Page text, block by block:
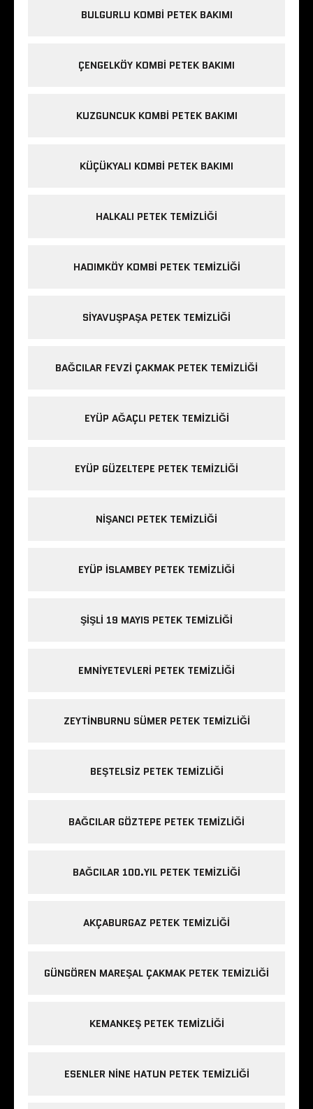
BULGURLU KOMBI PETEK BAKIMI
ÇENGELKÖY KOMBI PETEK BAKIMI
KUZGUNCUK KOMBI PETEK BAKIMI
KÜÇÜKYALI KOMBI PETEK BAKIMI
HALKALI PETEK TEMIZLIĞI
HADIMKÖY KOMBI PETEK TEMIZLIĞI
SIYAVUŞPAŞA PETEK TEMIZLIĞI
BAĞCILAR FEVZI ÇAKMAK PETEK TEMIZLIĞI
EYÜP AĞAÇLI PETEK TEMIZLIĞI
EYÜP GÜZELTEPE PETEK TEMIZLIĞI
NIŞANCI PETEK TEMIZLIĞI
EYÜP ISLAMBEY PETEK TEMIZLIĞI
ŞIŞLI 19 MAYIS PETEK TEMIZLIĞI
EMNIYETEVLERI PETEK TEMIZLIĞI
ZEYTINBURNU SÜMER PETEK TEMIZLIĞI
BEŞTELSIZ PETEK TEMIZLIĞI
BAĞCILAR GÖZTEPE PETEK TEMIZLIĞI
BAĞCILAR 100.YIL PETEK TEMIZLIĞI
AKÇABURGAZ PETEK TEMIZLIĞI
GÜNGÖREN MAREŞAL ÇAKMAK PETEK TEMIZLIĞI
KEMANKEŞ PETEK TEMIZLIĞI
ESENLER NINE HATUN PETEK TEMIZLIĞI